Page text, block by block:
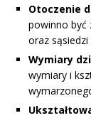
Otoczenie
powinno być
oraz
Wymiary
wymiary i